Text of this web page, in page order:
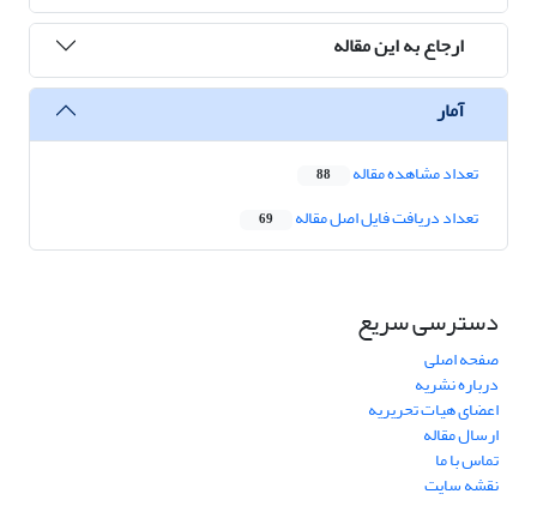
ارجاع به این مقاله
آمار
تعداد مشاهده مقاله 88
تعداد دریافت فایل اصل مقاله 69
دسترسی سریع
صفحه اصلی
درباره نشریه
اعضای هیات تحریریه
ارسال مقاله
تماس با ما
نقشه سایت